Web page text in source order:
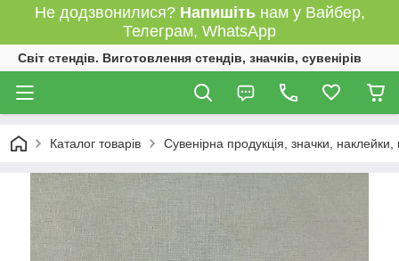
Не додзвонилися? Напишітьнам у Вайбер,
Телеграм, WhatsApp
Світ стендів. Виготовлення стендів, значків, сувенірів
Каталог товарів Сувенірна продукція, значки, наклейки,